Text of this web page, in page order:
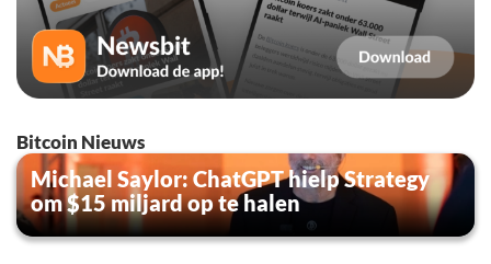
Bitcoin Nieuws
Michael Saylor: ChatGPT hielp Strategy
om $15 miljard op te halen